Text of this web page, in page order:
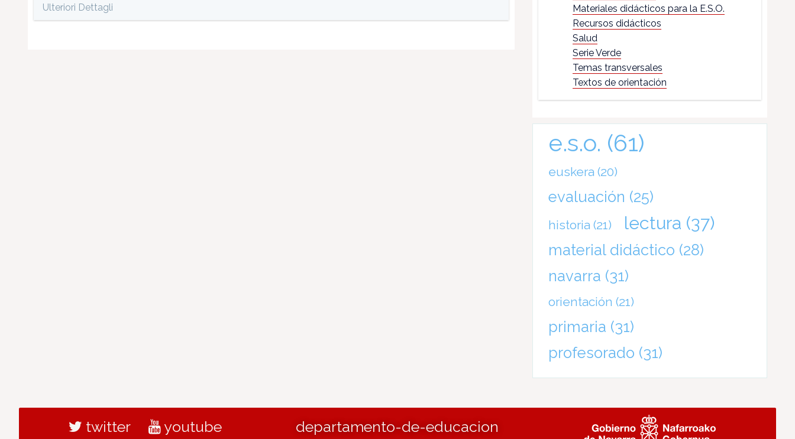
Ulteriori Dettagli
Materiales didácticos para la E.S.O.
Recursos didácticos
Salud
Serie Verde
Temas transversales
Textos de orientación
e.s.o. (61)
euskera (20)
evaluación (25)
historia (21) lectura (37)
material didáctico (28)
navarra (31)
orientación (21)
primaria (31)
profesorado (31)
twitter youtube departamento-de-educacion